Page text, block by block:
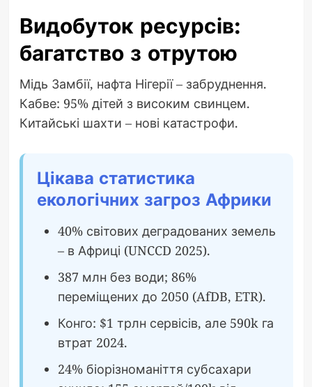
Видобуток ресурсів:
багатство з отрутою
Мідь Замбії, нафта Нігерії – забруднення.
Кабве: 95% дітей з високим свинцем.
Китайські шахти – нові катастрофи.
Цікава статистика
екологічних загроз Африки
40% світових деградованих земель
– в Африці (UNCCD 2025).
387 млн без води; 86%
переміщених до 2050 (AfDB, ETR).
Конго: $1 трлн сервісів, але 590k га
втрат 2024.
24% біорізноманіття субсахари